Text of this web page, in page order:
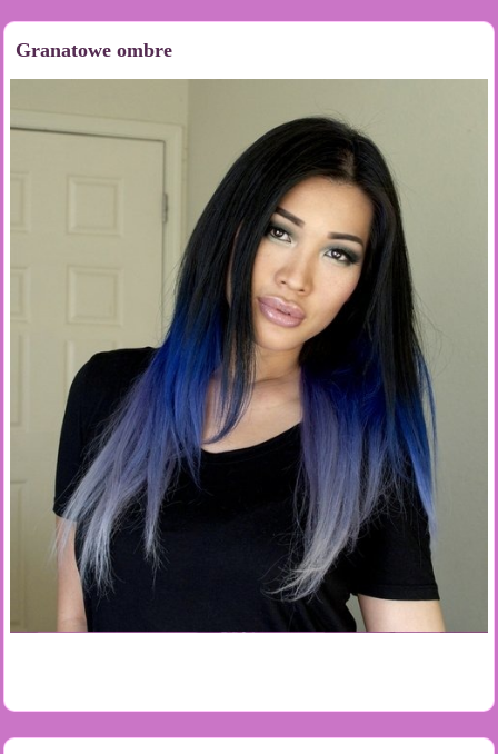
Granatowe ombre